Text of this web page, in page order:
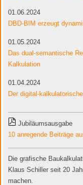
01.06.2024
DBD-BIM erzeugt
01.05.2024
Das dual-semantische
Kalkulation
01.04.2024
Der digital-
Jubiläumsausgabe
10 anregende Beiträge
Die grafische
Klaus Schiller seit 20
machen.